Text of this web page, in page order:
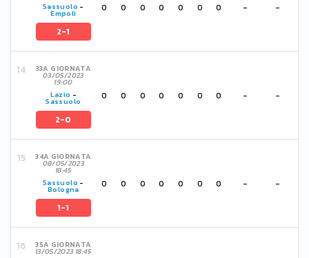
Sassuolo -
Empoli
2-1
0 0 0 0 0 0 0 - -
33A GIORNATA
03/05/2023
19:00
Lazio -
Sassuolo
2-0
0 0 0 0 0 0 0 - -
34A GIORNATA
08/05/2023
18:45
Sassuolo -
Bologna
1-1
0 0 0 0 0 0 0 - -
35A GIORNATA
13/05/2023 18:45